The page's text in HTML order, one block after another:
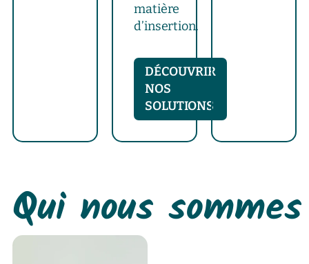
matière
d’insertion.
DÉCOUVRIR
NOS
SOLUTIONS
Qui nous sommes